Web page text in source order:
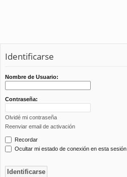
Identificarse
Nombre de Usuario:
Contraseña:
Olvidé mi contraseña
Reenviar email de activación
Recordar
Ocultar mi estado de conexión en esta sesión